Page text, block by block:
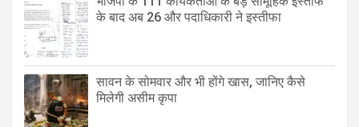
के बाद अब 26 और पदाधिकारी ने इस्तीफा
सावन के सोमवार और भी होंगे खास, जानिए कैसे
मिलेगी असीम कृपा